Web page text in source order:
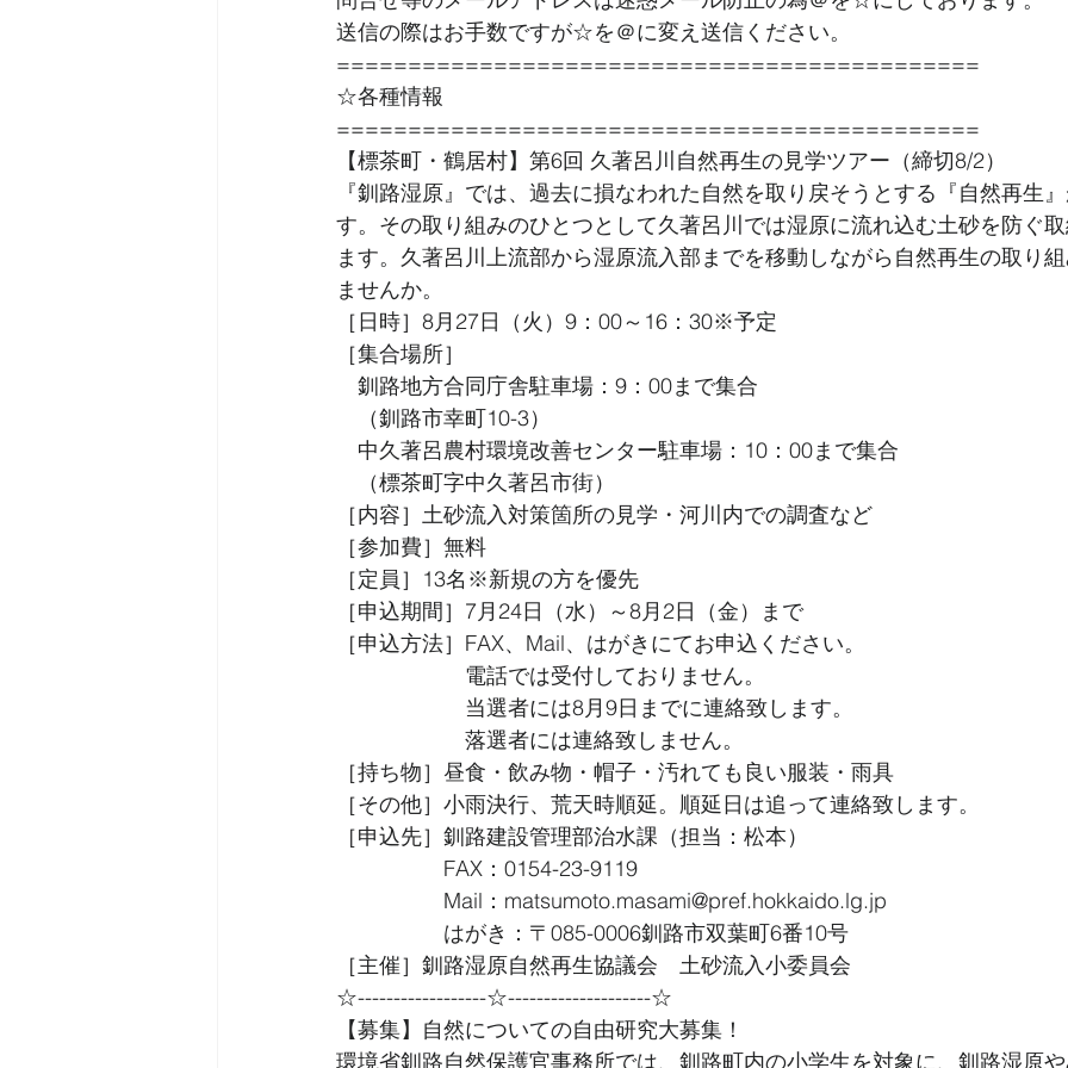
送信の際はお手数ですが☆を＠に変え送信ください。
=============================================
☆各種情報
=============================================
【標茶町・鶴居村】第6回 久著呂川自然再生の見学ツアー（締切8/2）
『釧路湿原』では、過去に損なわれた自然を取り戻そうとする『自然再生
す。その取り組みのひとつとして久著呂川では湿原に流れ込む土砂を防ぐ
ます。久著呂川上流部から湿原流入部までを移動しながら自然再生の取り
ませんか。
［日時］8月27日（火）9：00～16：30※予定
［集合場所］
釧路地方合同庁舎駐車場：9：00まで集合
（釧路市幸町10-3）
中久著呂農村環境改善センター駐車場：10：00まで集合
（標茶町字中久著呂市街）
［内容］土砂流入対策箇所の見学・河川内での調査など
［参加費］無料
［定員］13名※新規の方を優先
［申込期間］7月24日（水）～8月2日（金）まで
［申込方法］FAX、Mail、はがきにてお申込ください。
電話では受付しておりません。
当選者には8月9日までに連絡致します。
落選者には連絡致しません。
［持ち物］昼食・飲み物・帽子・汚れても良い服装・雨具
［その他］小雨決行、荒天時順延。順延日は追って連絡致します。
［申込先］釧路建設管理部治水課（担当：松本）
FAX：0154-23-9119
Mail：matsumoto.masami@pref.hokkaido.lg.jp
はがき：〒085-0006釧路市双葉町6番10号
［主催］釧路湿原自然再生協議会　土砂流入小委員会
☆------------------☆--------------------☆
【募集】自然についての自由研究大募集！
環境省釧路自然保護官事務所では、釧路町内の小学生を対象に、釧路湿原